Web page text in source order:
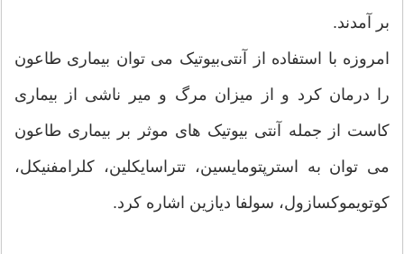
بر آمدند.
امروزه با استفاده از آنتی‌بیوتیک می توان بیماری طاعون
را درمان کرد و از میزان مرگ و میر ناشی از بیماری
کاست از جمله آنتی بیوتیک های موثر بر بیماری طاعون
می توان به استرپتومایسین، تتراسایکلین، کلرامفنیکل،
کوتویموکسازول، سولفا دیازین اشاره کرد.